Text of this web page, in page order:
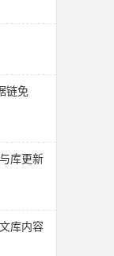
链免
库更新
库内容